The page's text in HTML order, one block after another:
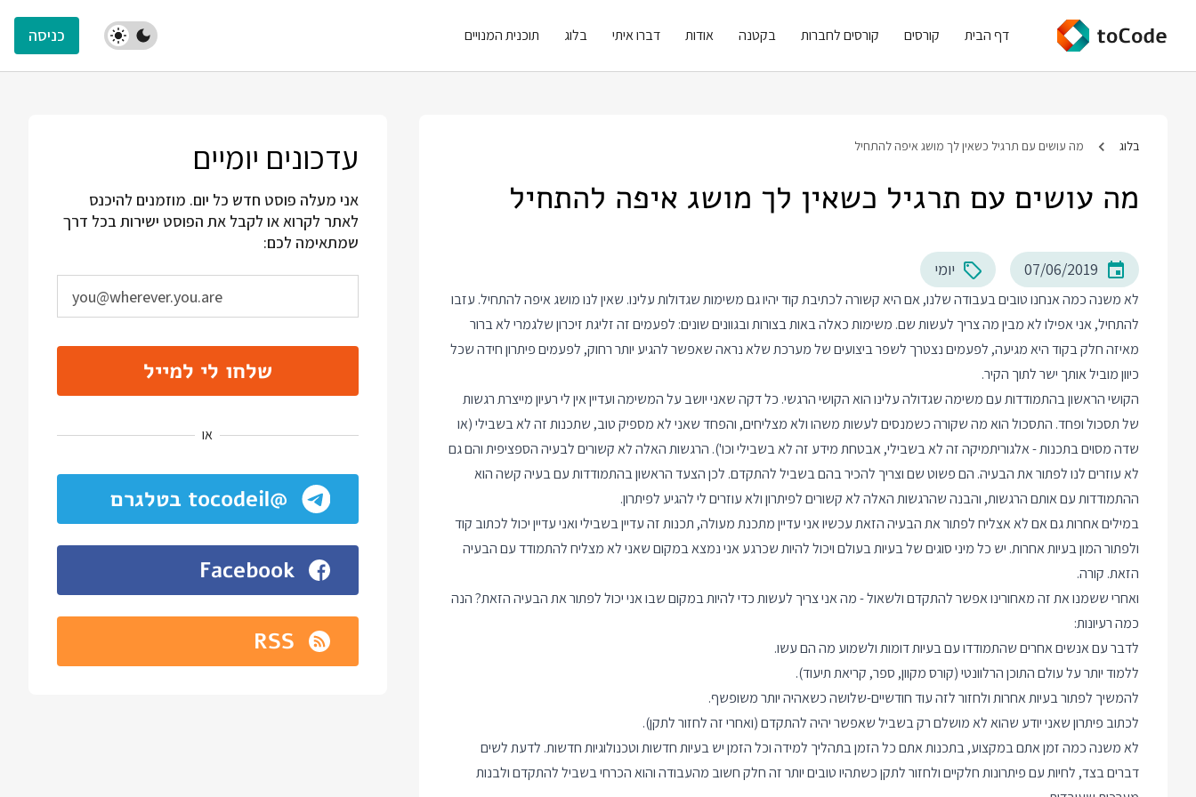
דף הבית קורסים קורסים לחברות בקטנה אודות דברו איתי בלוג תוכנית המנויים כניסה
בלוג מה עושים עם תרגיל כשאין לך מושג איפה להתחיל
מה עושים עם תרגיל כשאין לך מושג איפה להתחיל
07/06/2019 יומי
לא משנה כמה אנחנו טובים בעבודה שלנו, אם היא קשורה לכתיבת קוד יהיו גם משימות שגדולות עלינו. שאין לנו מושג איפה להתחיל. עזבו
להתחיל, אני אפילו לא מבין מה צריך לעשות שם. משימות כאלה באות בצורות ובגוונים שונים: לפעמים זה זליגת זיכרון שלגמרי לא ברור
מאיזה חלק בקוד היא מגיעה, לפעמים נצטרך לשפר ביצועים של מערכת שלא נראה שאפשר להגיע יותר רחוק, לפעמים פיתרון חידה שכל
כיוון מוביל אותך ישר לתוך הקיר.
הקושי הראשון בהתמודדות עם משימה שגדולה עלינו הוא הקושי הרגשי. כל דקה שאני יושב על המשימה ועדיין אין לי רעיון מייצרת רגשות
של תסכול ופחד. התסכול הוא מה שקורה כשמנסים לעשות משהו ולא מצליחים, והפחד שאני לא מספיק טוב, שתכנות זה לא בשבילי (או
שדה מסוים בתכנות - אלגוריתמיקה זה לא בשבילי, אבטחת מידע זה לא בשבילי וכו'). הרגשות האלה לא קשורים לבעיה הספציפית והם גם
לא עוזרים לנו לפתור את הבעיה. הם פשוט שם וצריך להכיר בהם בשביל להתקדם. לכן הצעד הראשון בהתמודדות עם בעיה קשה הוא
ההתמודדות עם אותם הרגשות, והבנה שהרגשות האלה לא קשורים לפיתרון ולא עוזרים לי להגיע לפיתרון.
במילים אחרות גם אם לא אצליח לפתור את הבעיה הזאת עכשיו אני עדיין מתכנת מעולה, תכנות זה עדיין בשבילי ואני עדיין יכול לכתוב קוד
ולפתור המון בעיות אחרות. יש כל מיני סוגים של בעיות בעולם ויכול להיות שכרגע אני נמצא במקום שאני לא מצליח להתמודד עם הבעיה
הזאת. קורה.
ואחרי ששמנו את זה מאחורינו אפשר להתקדם ולשאול - מה אני צריך לעשות כדי להיות במקום שבו אני יכול לפתור את הבעיה הזאת? הנה
כמה רעיונות:
לדבר עם אנשים אחרים שהתמודדו עם בעיות דומות ולשמוע מה הם עשו.
ללמוד יותר על עולם התוכן הרלוונטי (קורס מקוון, ספר, קריאת תיעוד).
להמשיך לפתור בעיות אחרות ולחזור לזה עוד חודשיים-שלושה כשאהיה יותר משופשף.
לכתוב פיתרון שאני יודע שהוא לא מושלם רק בשביל שאפשר יהיה להתקדם (ואחרי זה לחזור לתקן).
לא משנה כמה זמן אתם במקצוע, בתכנות אתם כל הזמן בתהליך למידה וכל הזמן יש בעיות חדשות וטכנולוגיות חדשות. לדעת לשים
דברים בצד, לחיות עם פיתרונות חלקיים ולחזור לתקן כשתהיו טובים יותר זה חלק חשוב מהעבודה והוא הכרחי בשביל להתקדם ולבנות
עדכונים יומיים
אני מעלה פוסט חדש כל יום. מוזמנים להיכנס
לאתר לקרוא או לקבל את הפוסט ישירות בכל דרך
שמתאימה לכם:
שלחו לי למייל
או
@tocodeil בטלגרם
Facebook
RSS